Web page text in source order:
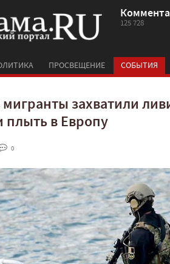
125 728
ПРОСВЕЩЕНИЕ СОБЫТИЯ
захватили
плыть в Европу
0